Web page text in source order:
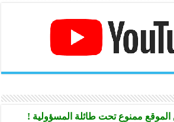
ممنوع تحت طائلة المسؤولية !